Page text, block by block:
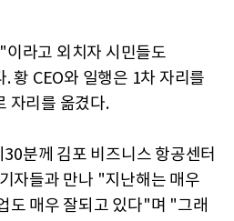
라고 외치자 시민들도
황 CEO와 일행은 1차 자리를
자리를 옮겼다.
분께 김포 비즈니스 항공센터
자들과 만나 "지난해는 매우
도 매우 잘되고 있다"며 "그래